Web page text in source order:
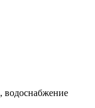
водоснабжение